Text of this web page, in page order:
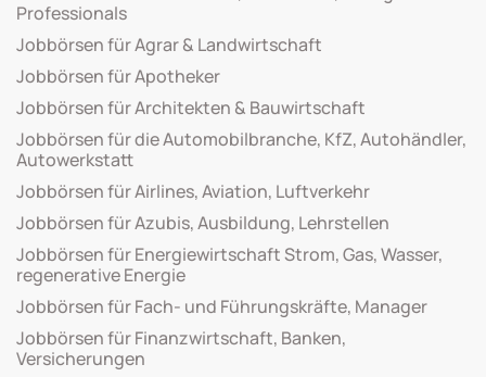
Professionals
Jobbörsen für Agrar & Landwirtschaft
Jobbörsen für Apotheker
Jobbörsen für Architekten & Bauwirtschaft
Jobbörsen für die Automobilbranche, KfZ, Autohändler,
Autowerkstatt
Jobbörsen für Airlines, Aviation, Luftverkehr
Jobbörsen für Azubis, Ausbildung, Lehrstellen
Jobbörsen für Energiewirtschaft Strom, Gas, Wasser,
regenerative Energie
Jobbörsen für Fach- und Führungskräfte, Manager
Jobbörsen für Finanzwirtschaft, Banken,
Versicherungen